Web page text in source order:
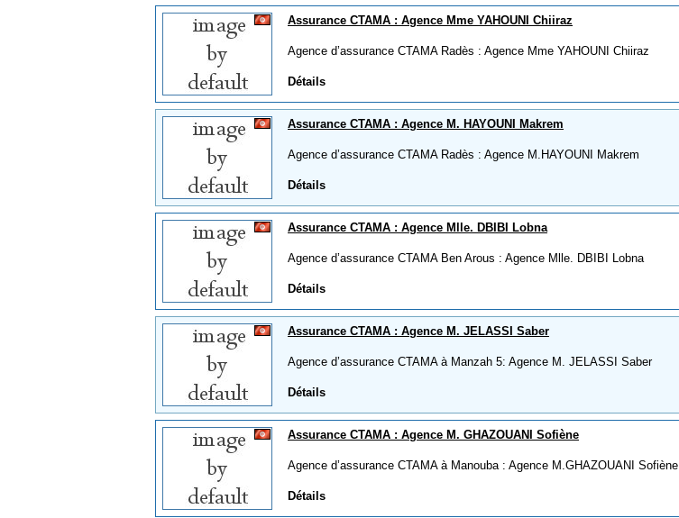
Assurance CTAMA : Agence Mme YAHOUNI Chiiraz
Agence d’assurance CTAMA Radès : Agence Mme YAHOUNI Chiiraz
Détails
Assurance CTAMA : Agence M. HAYOUNI Makrem
Agence d’assurance CTAMA Radès : Agence M.HAYOUNI Makrem
Détails
Assurance CTAMA : Agence Mlle. DBIBI Lobna
Agence d’assurance CTAMA Ben Arous : Agence Mlle. DBIBI Lobna
Détails
Assurance CTAMA : Agence M. JELASSI Saber
Agence d’assurance CTAMA à Manzah 5: Agence M. JELASSI Saber
Détails
Assurance CTAMA : Agence M. GHAZOUANI Sofiène
Agence d’assurance CTAMA à Manouba : Agence M.GHAZOUANI Sofiène
Détails